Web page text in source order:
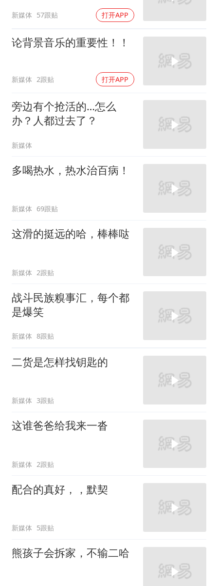
新媒体 57跟贴 打开APP
论背景音乐的重要性！！
新媒体 2跟贴 打开APP
旁边有个抢活的…怎么
办？人都过去了？
新媒体
多喝热水，热水治百病！
新媒体 69跟贴
这滑的挺远的哈，棒棒哒
新媒体 2跟贴
战斗民族糗事汇，每个都
是爆笑
新媒体 8跟贴
二货是怎样找钥匙的
新媒体 3跟贴
这谁爸爸给我来一沓
新媒体 2跟贴
配合的真好，，默契
新媒体 5跟贴
熊孩子会拆家，不输二哈